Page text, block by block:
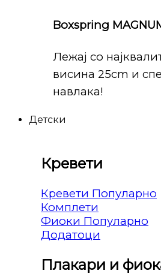
Boxspring
Лежај со
висина 25cm и
навлака!
Детски
Кревети
Кревети
Комплети
Фиоки
Додатоци
Плакари и